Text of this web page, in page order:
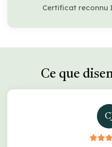
Certificat reconnu
Ce que
CJ